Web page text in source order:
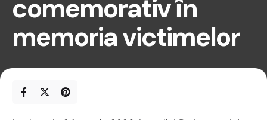
comemorativ în
memoria victimelor